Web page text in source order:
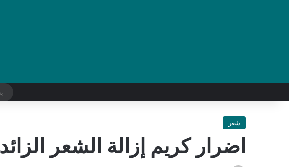
شعر
اضرار كريم إزالة الشعر الزائد